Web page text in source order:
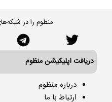
منظوم را در
دریافت اپلیکیشن منظوم
درباره منظوم
ارتباط با ما